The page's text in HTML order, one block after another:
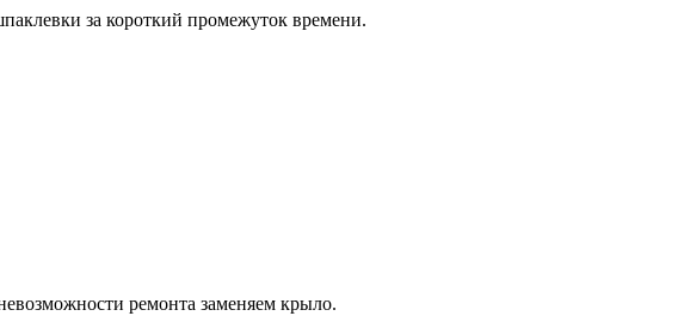
за короткий промежуток времени.
ремонта заменяем крыло.